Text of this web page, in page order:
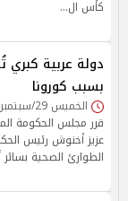
كأس ال…
دولة عربية كبري
بسبب كورونا
الخميس 29/سبتمبر/2022 - 10:14 م
قرر مجلس الحكومة
عزيز أخنوش رئيس
الطوارئ الصحية بسائر